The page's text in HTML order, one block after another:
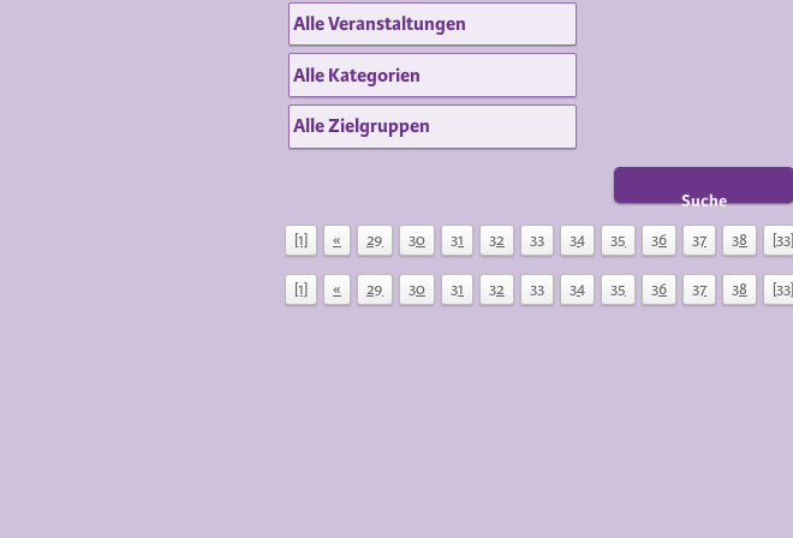
Suche
[1] « 29 30 31 32 33 34 35 36 37 38 [33]
[1] « 29 30 31 32 33 34 35 36 37 38 [33]